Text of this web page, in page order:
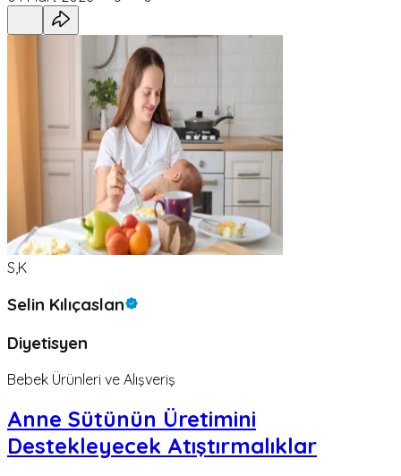
S,K
Selin Kılıçaslan
Diyetisyen
Bebek Ürünleri ve Alışveriş
Anne Sütünün Üretimini
Destekleyecek Atıştırmalıklar